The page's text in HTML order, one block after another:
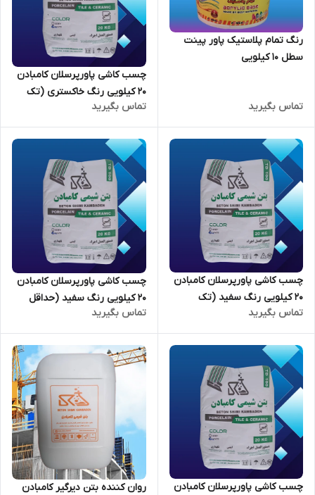
رنگ تمام پلاستیک پاور پینت
سطل 10 کیلویی
تماس بگیرید
چسب کاشی پاورپرسلان کامبادن
20 کیلویی رنگ خاکستری (تک
فروشی)
تماس بگیرید
چسب کاشی پاورپرسلان کامبادن
20 کیلویی رنگ سفید (تک
فروشی)
تماس بگیرید
چسب کاشی پاورپرسلان کامبادن
20 کیلویی رنگ سفید (حداقل
سفارش 80 عدد)
تماس بگیرید
چسب کاشی پاورپرسلان کامبادن
روان کننده بتن دیرگیر کامبادن